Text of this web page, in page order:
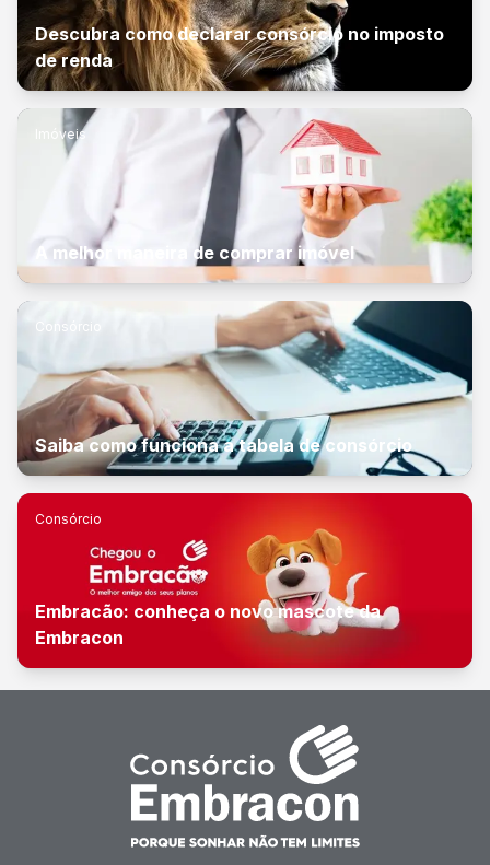
Descubra como declarar consórcio no imposto
de renda
Imóveis
A melhor maneira de comprar imóvel
Consórcio
Saiba como funciona a tabela de consórcio
Consórcio
Embracão: conheça o novo mascote da
Embracon